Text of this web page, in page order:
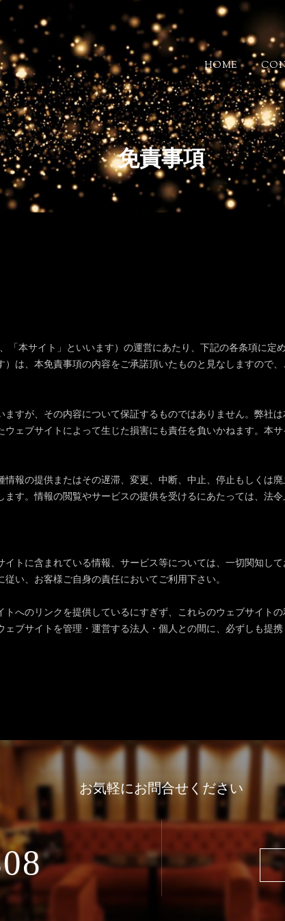
免責事項
「本サイト」といいます）の運営にあたり、下記の各条項に定
は、本免責事項の内容をご承諾頂いたものと見なしますので、
すが、その内容について保証するものではありません。弊社
ェブサイトによって生じた損害にも責任を負いかねます。本
報の提供またはその遅滞、変更、中断、中止、停止もしくは
す。情報の閲覧やサービスの提供を受けるにあたっては、法
トに含まれている情報、サービス等については、一切関知し
い、お客様ご自身の責任においてご利用下さい。
へのリンクを提供しているにすぎず、これらのウェブサイト
ブサイトを管理・運営する法人・個人との間に、必ずしも提
HOME
お気軽にお問合せください